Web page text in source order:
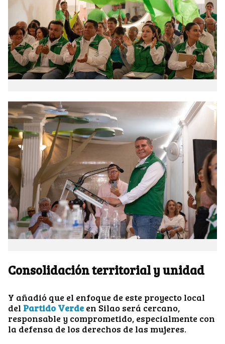
Consolidación territorial y unidad
Y añadió que el enfoque de este proyecto local
del Partido Verde en Silao será cercano,
responsable y comprometido, especialmente con
la defensa de los derechos de las mujeres.